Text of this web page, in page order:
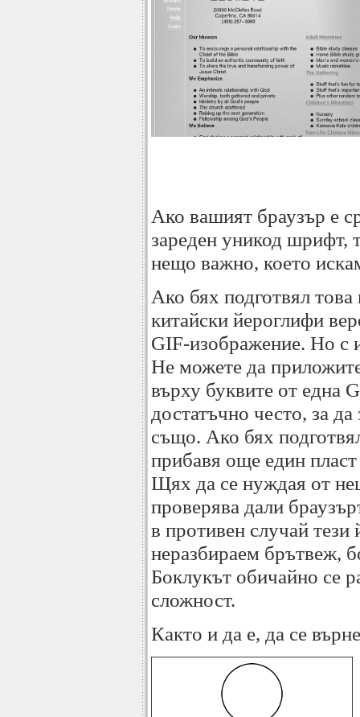
Ако вашият браузър е
зареден уникод шрифт,
нещо важно, което
Ако бях подготвял
китайски йероглифи
GIF-изображение. Но с
Не можете да
върху буквите от една
достатъчно често, за
също. Ако бях
прибавя още един
Щях да се нуждая от
проверява дали
в противен случай тези
неразбираем брътвеж,
Боклукът обичайно се
сложност.
Както и да е, да се